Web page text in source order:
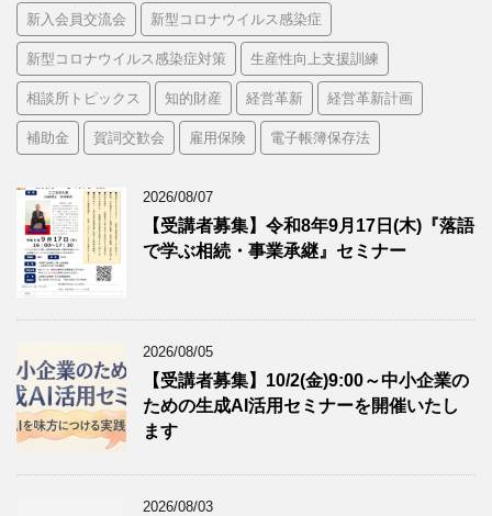
新入会員交流会 新型コロナウイルス感染症
新型コロナウイルス感染症対策 生産性向上支援訓練
相談所トピックス 知的財産 経営革新 経営革新計画
補助金 賀詞交歓会 雇用保険 電子帳簿保存法
2026/08/07
【受講者募集】令和8年9月17日(木)『落語
で学ぶ相続・事業承継』セミナー
2026/08/05
【受講者募集】10/2(金)9:00～中小企業の
ための生成AI活用セミナーを開催いたし
ます
2026/08/03